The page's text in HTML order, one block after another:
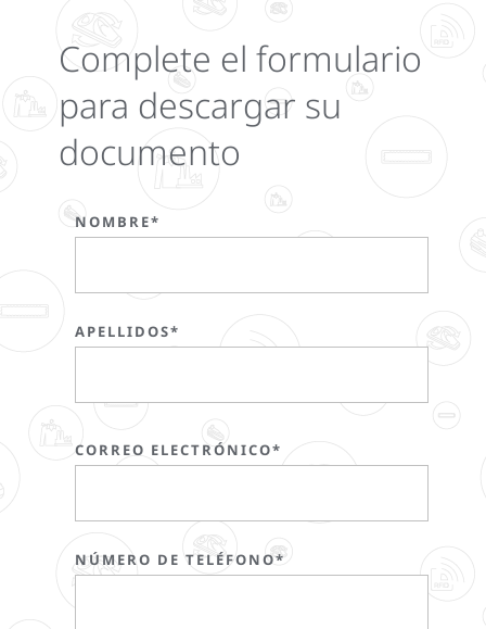
Complete el formulario
para descargar su
documento
NOMBRE*
APELLIDOS*
CORREO ELECTRÓNICO*
NÚMERO DE TELÉFONO*